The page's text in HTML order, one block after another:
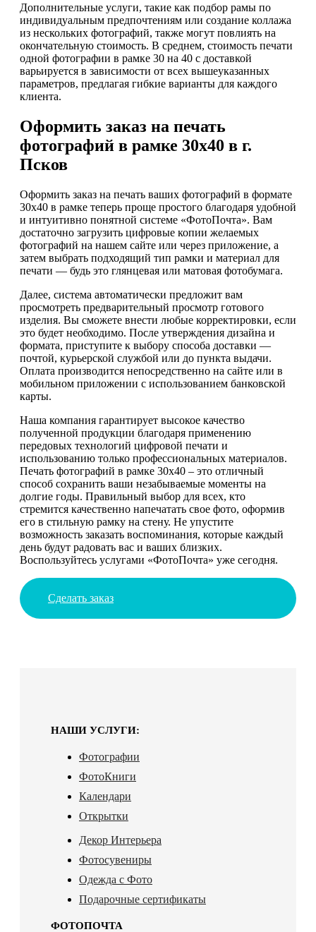
Дополнительные услуги, такие как подбор рамы по
индивидуальным предпочтениям или создание коллажа
из нескольких фотографий, также могут повлиять на
окончательную стоимость. В среднем, стоимость печати
одной фотографии в рамке 30 на 40 с доставкой
варьируется в зависимости от всех вышеуказанных
параметров, предлагая гибкие варианты для каждого
клиента.
Оформить заказ на печать
фотографий в рамке 30х40 в г.
Псков
Оформить заказ на печать ваших фотографий в формате
30х40 в рамке теперь проще простого благодаря удобной
и интуитивно понятной системе «ФотоПочта». Вам
достаточно загрузить цифровые копии желаемых
фотографий на нашем сайте или через приложение, а
затем выбрать подходящий тип рамки и материал для
печати — будь это глянцевая или матовая фотобумага.
Далее, система автоматически предложит вам
просмотреть предварительный просмотр готового
изделия. Вы сможете внести любые корректировки, если
это будет необходимо. После утверждения дизайна и
формата, приступите к выбору способа доставки —
почтой, курьерской службой или до пункта выдачи.
Оплата производится непосредственно на сайте или в
мобильном приложении с использованием банковской
карты.
Наша компания гарантирует высокое качество
полученной продукции благодаря применению
передовых технологий цифровой печати и
использованию только профессиональных материалов.
Печать фотографий в рамке 30х40 – это отличный
способ сохранить ваши незабываемые моменты на
долгие годы. Правильный выбор для всех, кто
стремится качественно напечатать свое фото, оформив
его в стильную рамку на стену. Не упустите
возможность заказать воспоминания, которые каждый
день будут радовать вас и ваших близких.
Воспользуйтесь услугами «ФотоПочта» уже сегодня.
Сделать заказ
НАШИ УСЛУГИ:
Фотографии
ФотоКниги
Календари
Открытки
Декор Интерьера
Фотосувениры
Одежда с Фото
Подарочные сертификаты
ФОТОПОЧТА